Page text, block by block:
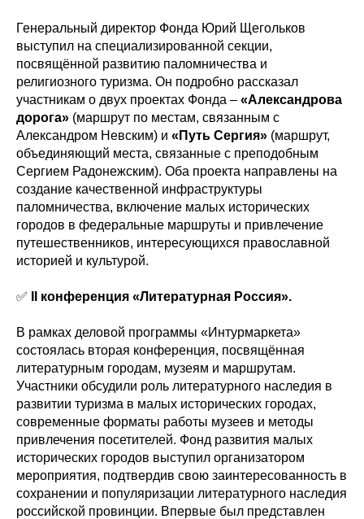
Генеральный директор Фонда Юрий Щегольков
выступил на специализированной секции,
посвящённой развитию паломничества и
религиозного туризма. Он подробно рассказал
участникам о двух проектах Фонда – «Александрова
дорога» (маршрут по местам, связанным с
Александром Невским) и «Путь Сергия» (маршрут,
объединяющий места, связанные с преподобным
Сергием Радонежским). Оба проекта направлены на
создание качественной инфраструктуры
паломничества, включение малых исторических
городов в федеральные маршруты и привлечение
путешественников, интересующихся православной
историей и культурой.
✅ II конференция «Литературная Россия».
В рамках деловой программы «Интурмаркета»
состоялась вторая конференция, посвящённая
литературным городам, музеям и маршрутам.
Участники обсудили роль литературного наследия в
развитии туризма в малых исторических городах,
современные форматы работы музеев и методы
привлечения посетителей. Фонд развития малых
исторических городов выступил организатором
мероприятия, подтвердив свою заинтересованность в
сохранении и популяризации литературного наследия
российской провинции. Впервые был представлен